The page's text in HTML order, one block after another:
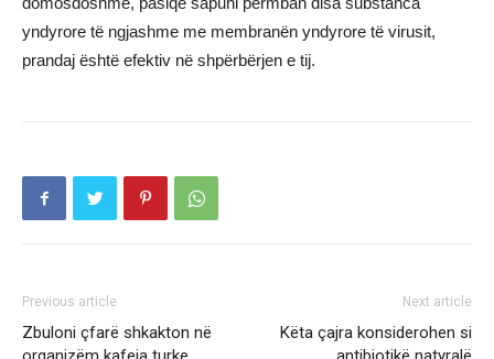
yndyrore të ngjashme me membranën yndyrore të virusit,
prandaj është efektiv në shpërbërjen e tij.
Previous article
Zbuloni çfarë shkakton në
Next article
Këta çajra konsiderohen si